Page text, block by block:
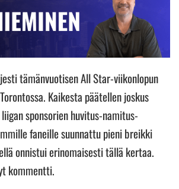
tämänvuotisen All Star-viikonlopun
Kaikesta päätellen joskus
sponsorien huvitus-namitus-
faneille suunnattu pieni breikki
onnistui erinomaisesti tällä kertaa.
kommentti.